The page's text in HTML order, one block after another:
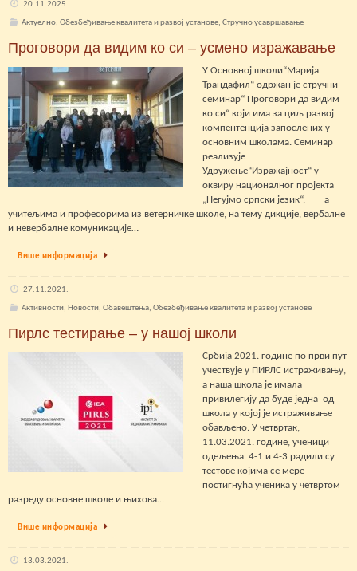
20.11.2025.
Актуелно, Обезбеђивање квалитета и развој установе, Стручно усавршавање
Проговори да видим ко си – усмено изражавање
У Основној школи“Марија
Трандафил“ одржан је стручни
семинар“ Проговори да видим
ко си“ који има за циљ развој
компентенција запослених у
основним школама. Семинар
реализује
Удружење“Изражајност“ у
оквиру националног пројекта
„Негујмо српски језик“, а
учитељима и професорима из ветерничке школе, на тему дикције, вербалне
и невербалне комуникације…
Више информација
27.11.2021.
Активности, Новости, Обавештења, Обезбеђивање квалитета и развој установе
Пирлс тестирање – у нашој школи
Србија 2021. године по први пут
учествује у ПИРЛС истраживању,
а наша школа је имала
привилегију да буде једна од
школа у којој је истраживање
обављено. У четвртак,
11.03.2021. године, ученици
одељења 4-1 и 4-3 радили су
тестове којима се мере
постигнућа ученика у четвртом
разреду основне школе и њихова…
Више информација
13.03.2021.